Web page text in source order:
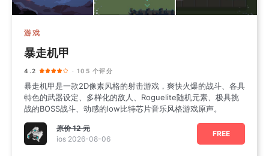
游戏
暴走机甲
4.2 · 105 个评分
暴走机甲是一款2D像素风格的射击游戏，爽快火爆的战斗、各具
特色的武器设定、多样化的敌人、Roguelite随机元素、极具挑
战的BOSS战斗、动感的low比特芯片音乐风格游戏原声。
原价12 元
ios 2026-08-06
FREE